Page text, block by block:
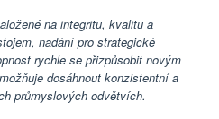
na integritu, kvalitu a
nadání pro strategické
rychle se přizpůsobit novým
dosáhnout konzistentní a
průmyslových odvětvích.